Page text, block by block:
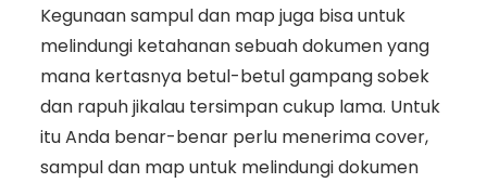
Kegunaan sampul dan map juga bisa untuk
melindungi ketahanan sebuah dokumen yang
mana kertasnya betul-betul gampang sobek
dan rapuh jikalau tersimpan cukup lama. Untuk
itu Anda benar-benar perlu menerima cover,
sampul dan map untuk melindungi dokumen